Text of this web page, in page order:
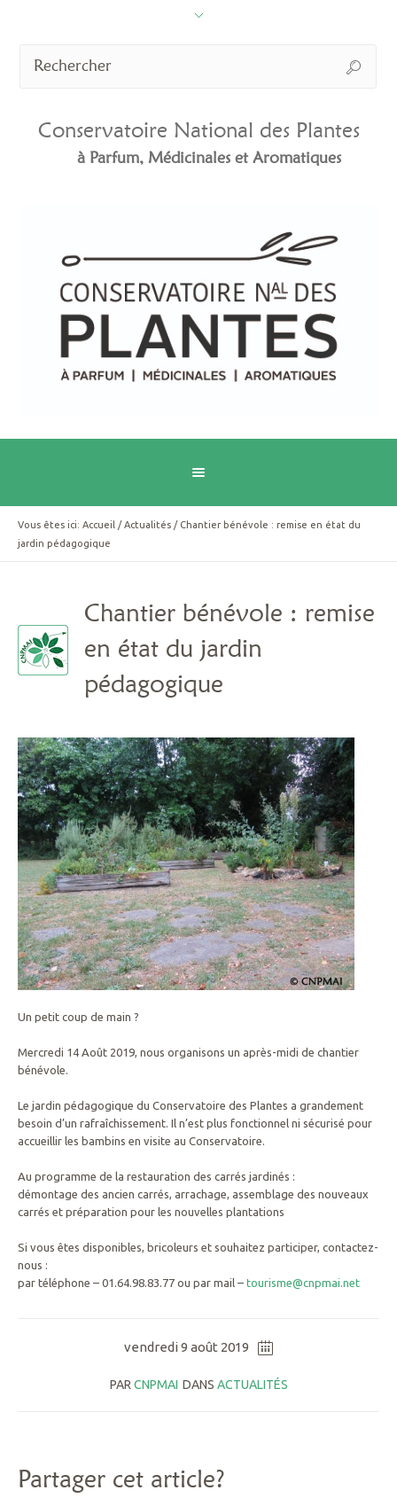
Conservatoire National des Plantes
à Parfum, Médicinales et Aromatiques
Vous êtes ici: Accueil / Actualités / Chantier bénévole : remise en état du
jardin pédagogique
Chantier bénévole : remise
en état du jardin
pédagogique
Un petit coup de main ?
Mercredi 14 Août 2019, nous organisons un après-midi de chantier
bénévole.
Le jardin pédagogique du Conservatoire des Plantes a grandement
besoin d’un rafraîchissement. Il n’est plus fonctionnel ni sécurisé pour
accueillir les bambins en visite au Conservatoire.
Au programme de la restauration des carrés jardinés :
démontage des ancien carrés, arrachage, assemblage des nouveaux
carrés et préparation pour les nouvelles plantations
Si vous êtes disponibles, bricoleurs et souhaitez participer, contactez-
nous :
par téléphone – 01.64.98.83.77 ou par mail – tourisme@cnpmai.net
vendredi 9 août 2019
PARCNPMAI DANS ACTUALITÉS
Partager cet article?